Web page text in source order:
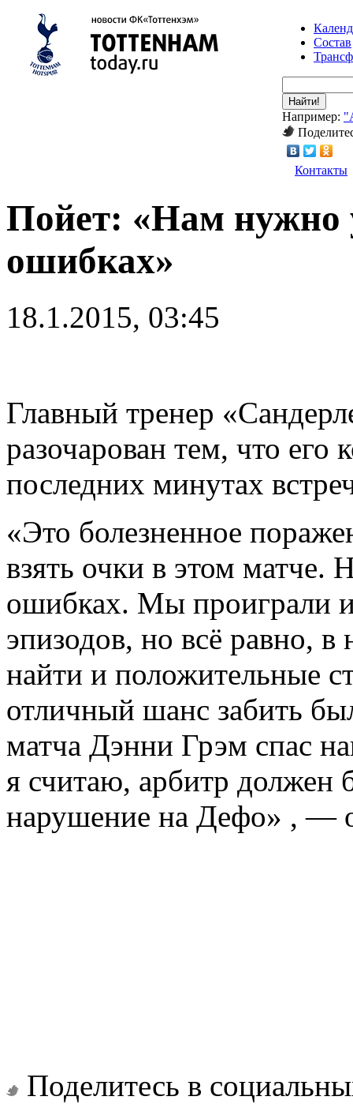
Состав
Найти!
Например:
Контакты
Пойет: «Нам нужно
ошибках»
18.1.2015, 03:45
Главный тренер
разочарован тем, что
последних минутах
«Это болезненное
взять очки в этом матче.
ошибках. Мы проиграли
эпизодов, но всё равно,
найти и положительные
отличный шанс забить
матча Дэнни Грэм спас
я считаю, арбитр должен
нарушение на Дефо» , —
Поделитесь в